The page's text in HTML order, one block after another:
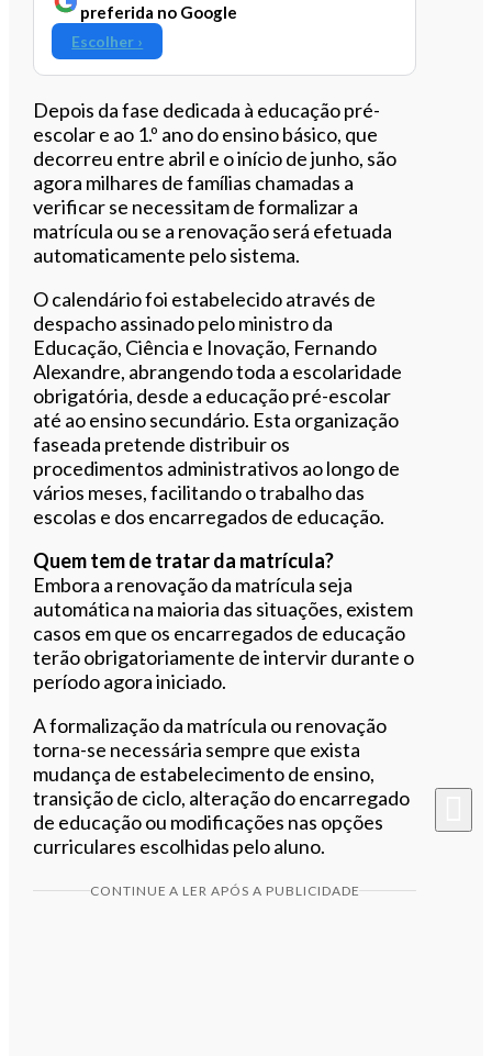
preferida no Google
Escolher ›
Depois da fase dedicada à educação pré-
escolar e ao 1.º ano do ensino básico, que
decorreu entre abril e o início de junho, são
agora milhares de famílias chamadas a
verificar se necessitam de formalizar a
matrícula ou se a renovação será efetuada
automaticamente pelo sistema.
O calendário foi estabelecido através de
despacho assinado pelo ministro da
Educação, Ciência e Inovação, Fernando
Alexandre, abrangendo toda a escolaridade
obrigatória, desde a educação pré-escolar
até ao ensino secundário. Esta organização
faseada pretende distribuir os
procedimentos administrativos ao longo de
vários meses, facilitando o trabalho das
escolas e dos encarregados de educação.
Quem tem de tratar da matrícula?
Embora a renovação da matrícula seja
automática na maioria das situações, existem
casos em que os encarregados de educação
terão obrigatoriamente de intervir durante o
período agora iniciado.
A formalização da matrícula ou renovação
torna-se necessária sempre que exista
mudança de estabelecimento de ensino,
transição de ciclo, alteração do encarregado
de educação ou modificações nas opções
curriculares escolhidas pelo aluno.
CONTINUE A LER APÓS A PUBLICIDADE